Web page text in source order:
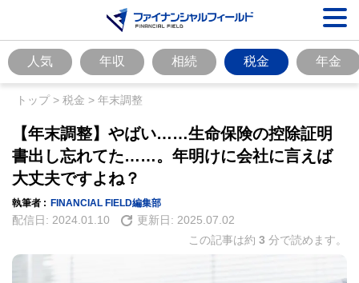
人気 年収 相続 税金 年金
トップ> 税金 > 年末調整
【年末調整】やばい……生命保険の控除証明
書出し忘れてた……。年明けに会社に言えば
大丈夫ですよね？
執筆者 : FINANCIAL FIELD編集部
配信日: 2024.01.10 更新日: 2025.07.02
この記事は約 3 分で読めます。